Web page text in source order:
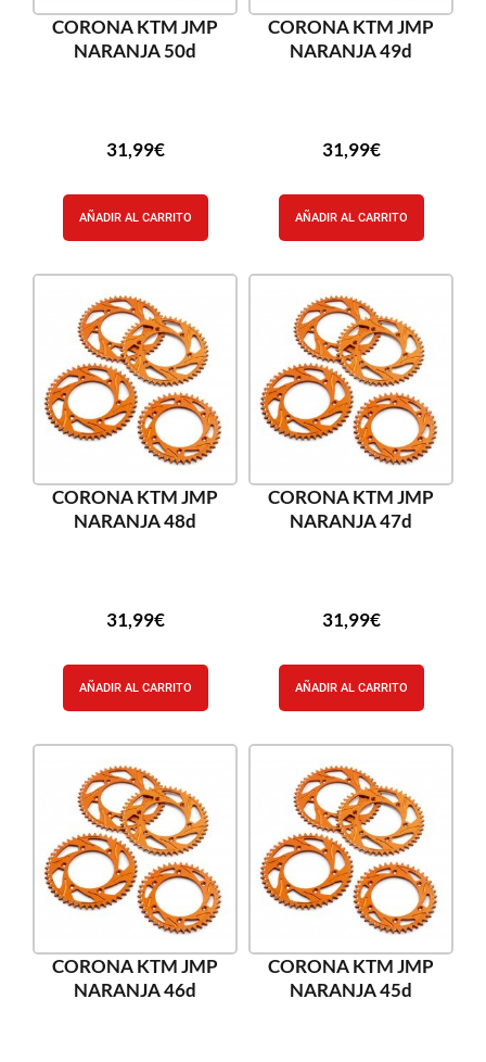
CORONA KTM JMP
NARANJA 50d
31,99€
AÑADIR AL CARRITO
CORONA KTM JMP
NARANJA 49d
31,99€
AÑADIR AL CARRITO
CORONA KTM JMP
NARANJA 48d
31,99€
AÑADIR AL CARRITO
CORONA KTM JMP
NARANJA 47d
31,99€
AÑADIR AL CARRITO
CORONA KTM JMP
NARANJA 46d
CORONA KTM JMP
NARANJA 45d